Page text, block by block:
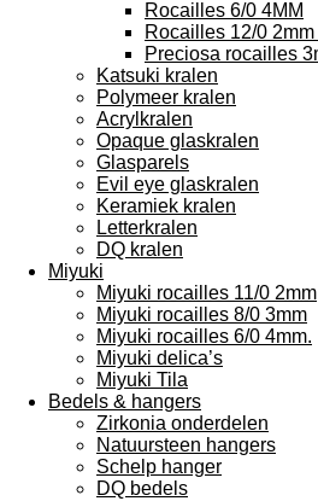
Rocailles 6/0 4MM
Rocailles 12/0
Preciosa rocailles
Katsuki kralen
Polymeer kralen
Acrylkralen
Opaque glaskralen
Glasparels
Evil eye glaskralen
Keramiek kralen
Letterkralen
DQ kralen
Miyuki
Miyuki rocailles 11/0 2mm
Miyuki rocailles 8/0 3mm
Miyuki rocailles 6/0 4mm.
Miyuki delica’s
Miyuki Tila
Bedels & hangers
Zirkonia onderdelen
Natuursteen hangers
Schelp hanger
DQ bedels